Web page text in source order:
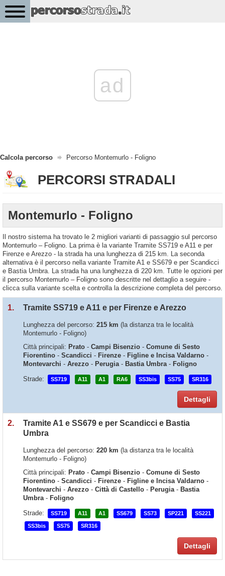
ad
Calcola percorso Percorso Montemurlo - Foligno
PERCORSI STRADALI
Montemurlo - Foligno
Il nostro sistema ha trovato le 2 migliori varianti di passaggio sul percorso
Montemurlo – Foligno. La prima è la variante Tramite SS719 e A11 e per
Firenze e Arezzo - la strada ha una lunghezza di 215 km. La seconda
alternativa è il percorso nella variante Tramite A1 e SS679 e per Scandicci
e Bastia Umbra. La strada ha una lunghezza di 220 km. Tutte le opzioni per
il percorso Montemurlo – Foligno sono descritte nel dettaglio a seguire -
clicca sulla variante scelta e controlla la descrizione completa del percorso.
1. Tramite SS719 e A11 e per Firenze e Arezzo
Lunghezza del percorso: 215 km (la distanza tra le località
Montemurlo - Foligno)
Città principali: Prato - Campi Bisenzio - Comune di Sesto
Fiorentino - Scandicci - Firenze - Figline e Incisa Valdarno -
Montevarchi - Arezzo - Perugia- Bastia Umbra- Foligno
Strade:
SS719 A11 A1 RA6 SS3bis SS75 SR316
Dettagli
2.
Tramite A1 e SS679 e per Scandicci e Bastia
Umbra
Lunghezza del percorso: 220 km (la distanza tra le località
Montemurlo - Foligno)
Città principali: Prato - Campi Bisenzio - Comune di Sesto
Fiorentino - Scandicci - Firenze - Figline e Incisa Valdarno -
Montevarchi - Arezzo - Città di Castello - Perugia- Bastia
Umbra- Foligno
Strade:
SS719 A11 A1 SS679 SS73 SP221 SS221
SS3bis SS75 SR316
Dettagli